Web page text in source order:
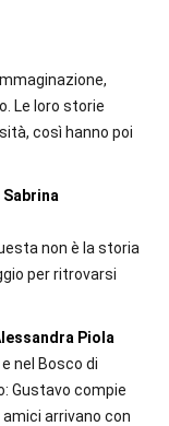
Le loro storie
così hanno poi
non è la storia
per ritrovarsi
Piola
nel Bosco di
Gustavo compie
amici arrivano con